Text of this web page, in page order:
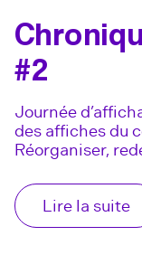
#2
Journée
des affiches du
Réorganiser,
Lire la suite